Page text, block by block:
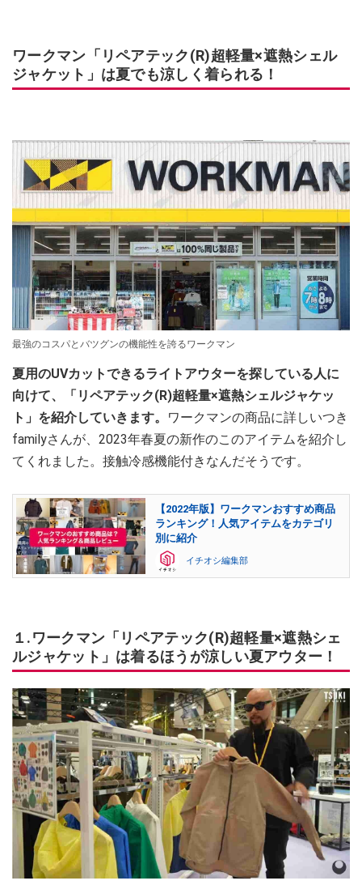
ワークマン「リペアテック(R)超軽量×遮熱シェル
ジャケット」は夏でも涼しく着られる！
最強のコスパとバツグンの機能性を誇るワークマン
夏用のUVカットできるライトアウターを探している人に
向けて、「リペアテック(R)超軽量×遮熱シェルジャケッ
ト」を紹介していきます。
ワークマンの商品に詳しいつき
familyさんが、2023年春夏の新作のこのアイテムを紹介し
てくれました。接触冷感機能付きなんだそうです。
【2022年版】ワークマンおすすめ商品
ランキング！人気アイテムをカテゴリ
別に紹介
イチオシ編集部
１.ワークマン「リペアテック(R)超軽量×遮熱シェ
ルジャケット」は着るほうが涼しい夏アウター！